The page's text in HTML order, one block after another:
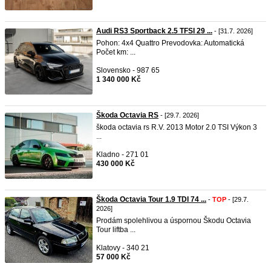
Audi RS3 Sportback 2.5 TFSI 29 ... - [31.7. 2026]
Pohon: 4x4 Quattro Prevodovka: Automatická
Počet km: ...
Slovensko - 987 65
1 340 000 Kč
Škoda Octavia RS - [29.7. 2026]
škoda octavia rs R.V. 2013 Motor 2.0 TSI Výkon 3
...
Kladno - 271 01
430 000 Kč
Škoda Octavia Tour 1.9 TDI 74 ... - TOP - [29.7.
2026]
Prodám spolehlivou a úspornou Škodu Octavia
Tour liftba ...
Klatovy - 340 21
57 000 Kč